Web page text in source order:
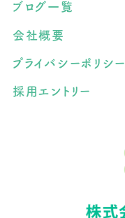
ブログ一覧
会社概要
プライバシーポリシー
採用エントリー